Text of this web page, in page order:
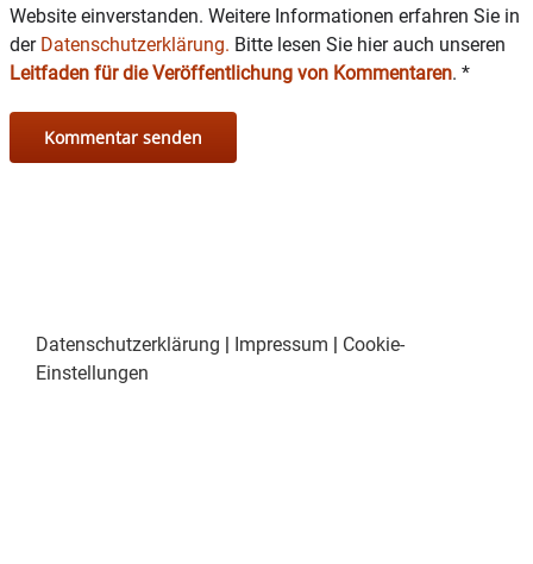
Website einverstanden. Weitere Informationen erfahren Sie in
der Datenschutzerklärung. Bitte lesen Sie hier auch unseren
Leitfaden für die Veröffentlichung von Kommentaren. *
Datenschutzerklärung | Impressum | Cookie-
Einstellungen